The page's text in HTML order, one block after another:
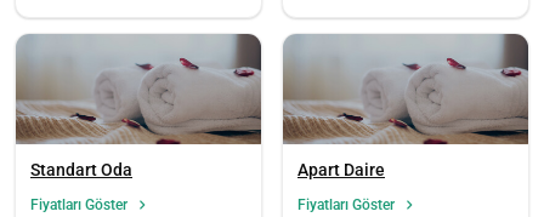
Standart Oda
Fiyatları Göster
Apart Daire
Fiyatları Göster